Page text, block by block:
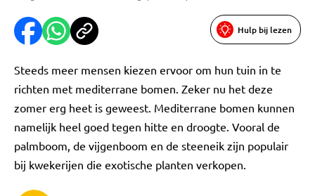
Hulp bij lezen
Steeds meer mensen kiezen ervoor om hun tuin in te
richten met mediterrane bomen. Zeker nu het deze
zomer erg heet is geweest. Mediterrane bomen kunnen
namelijk heel goed tegen hitte en droogte. Vooral de
palmboom, de vijgenboom en de steeneik zijn populair
bij kwekerijen die exotische planten verkopen.